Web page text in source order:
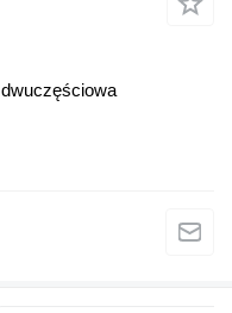
dwuczęściowa